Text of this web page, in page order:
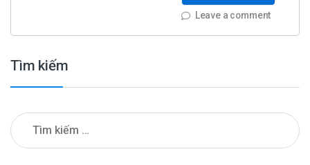
Leave a comment
Tìm kiếm
Tìm kiếm cho: